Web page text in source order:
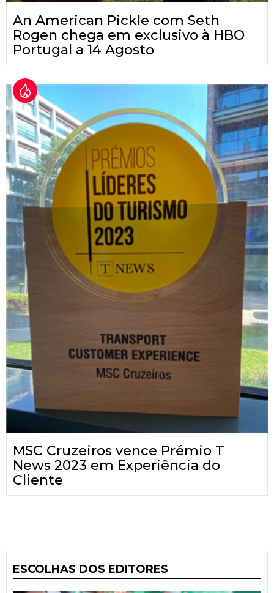
An American Pickle com Seth
Rogen chega em exclusivo à HBO
Portugal a 14 Agosto
MSC Cruzeiros vence Prémio T
News 2023 em Experiência do
Cliente
ESCOLHAS DOS EDITORES